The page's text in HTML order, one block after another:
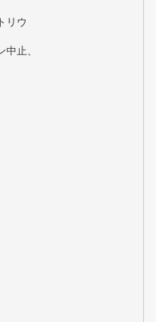
リウ
止、